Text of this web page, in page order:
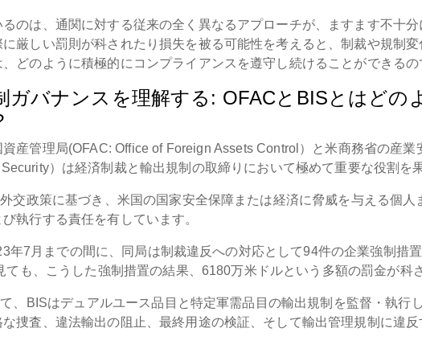
のは、通関に対する従来の全く異なるアプローチが、ますます不十
に厳しい罰則が科されたり損失を被る可能性を考えると、制裁や規制
どのように積極的にコンプライアンスを遵守し続けることができるの
ガバナンスを理解する: OFACとBISとはどの
産管理局(OFAC: Office of Foreign Assets Control）と米商務省の産業
）は経済制裁と輸出規制の取締りにおいて極めて重要な役割を
交政策に基づき、米国の国家安全保障または経済に脅威を与える個人
執行する責任を有しています。
年7月までの間に、同局は制裁違反への対応として94件の企業強制措
ても、こうした強制措置の結果、6180万米ドルという多額の罰金が科
、BISはデュアルユース品目と特定軍需品目の輸出規制を監督・執行
捜査、違法輸出の阻止、最終用途の検証、そして輸出管理規制に違